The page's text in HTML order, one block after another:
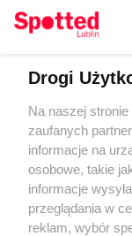
Regulamin
Polityka
RODO
Warunki
Drogi
Na naszej
zaufanych
informacje na
osobowe, takie
informacje
przeglądania w
reklam, wybór